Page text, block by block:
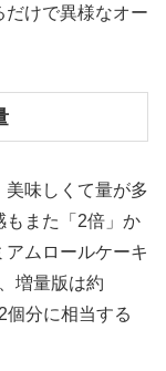
だけで異様なオー
美味しくて量が多
もまた「2倍」か
ムロールケーキ
増量版は約
個分に相当する